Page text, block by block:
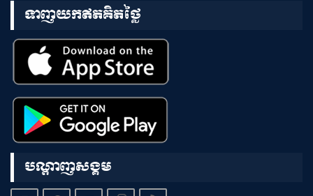
ទាញយកឥតគិតថ្លៃ
បណ្តាញសង្គម